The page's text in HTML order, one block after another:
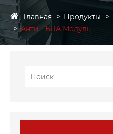
Главная Продукты
Анти - БЛА Модуль